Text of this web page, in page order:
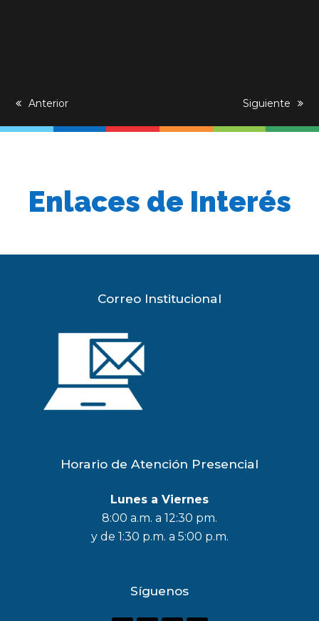
previous
Anterior
next
Siguiente
Enlaces de Interés
Correo Institucional
Horario de Atención Presencial
Lunes a Viernes
8:00 a.m. a 12:30 pm.
y de 1:30 p.m. a 5:00 p.m.
Síguenos